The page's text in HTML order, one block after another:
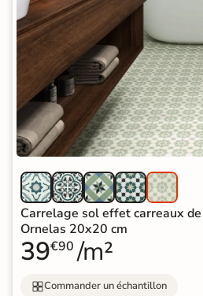
Carrelage sol effet carreaux
Ornelas 20x20 cm
39€90 /m²
Commander un échantillon